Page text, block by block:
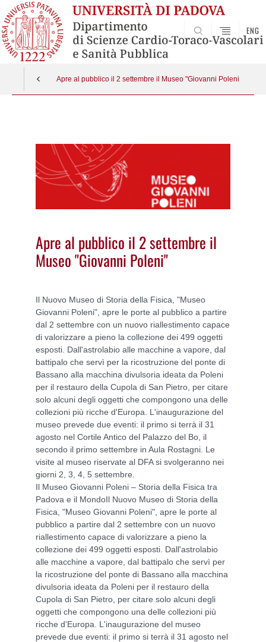
SEARCH
ENG
Apre al pubblico il 2 settembre il Museo "Giovanni Poleni"
Apre al pubblico il 2 settembre il
Museo "Giovanni Poleni"
Il Nuovo Museo di Storia della Fisica, "Museo
Giovanni Poleni", apre le porte al pubblico a partire
dal 2 settembre con un nuovo riallestimento capace
di valorizzare a pieno la collezione dei 499 oggetti
esposti. Dall'astrolabio alle macchine a vapore, dal
battipalo che servì per la ricostruzione del ponte di
Bassano alla macchina divulsoria ideata da Poleni
per il restauro della Cupola di San Pietro, per citare
solo alcuni degli oggetti che compongono una delle
collezioni più ricche d'Europa. L'inaugurazione del
museo prevede due eventi: il primo si terrà il 31
agosto nel Cortile Antico del Palazzo del Bo, il
secondo il primo settembre in Aula Rostagni. Le
visite al museo riservate al DFA si svolgeranno nei
giorni 2, 3, 4, 5 settembre.
Il Museo Giovanni Poleni – Storia della Fisica tra
Padova e il MondoIl Nuovo Museo di Storia della
Fisica, "Museo Giovanni Poleni", apre le porte al
pubblico a partire dal 2 settembre con un nuovo
riallestimento capace di valorizzare a pieno la
collezione dei 499 oggetti esposti. Dall'astrolabio
alle macchine a vapore, dal battipalo che servì per
la ricostruzione del ponte di Bassano alla macchina
divulsoria ideata da Poleni per il restauro della
Cupola di San Pietro, per citare solo alcuni degli
oggetti che compongono una delle collezioni più
ricche d'Europa. L'inaugurazione del museo
prevede due eventi: il primo si terrà il 31 agosto nel